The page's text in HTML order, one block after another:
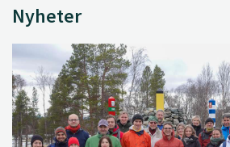
Nyheter